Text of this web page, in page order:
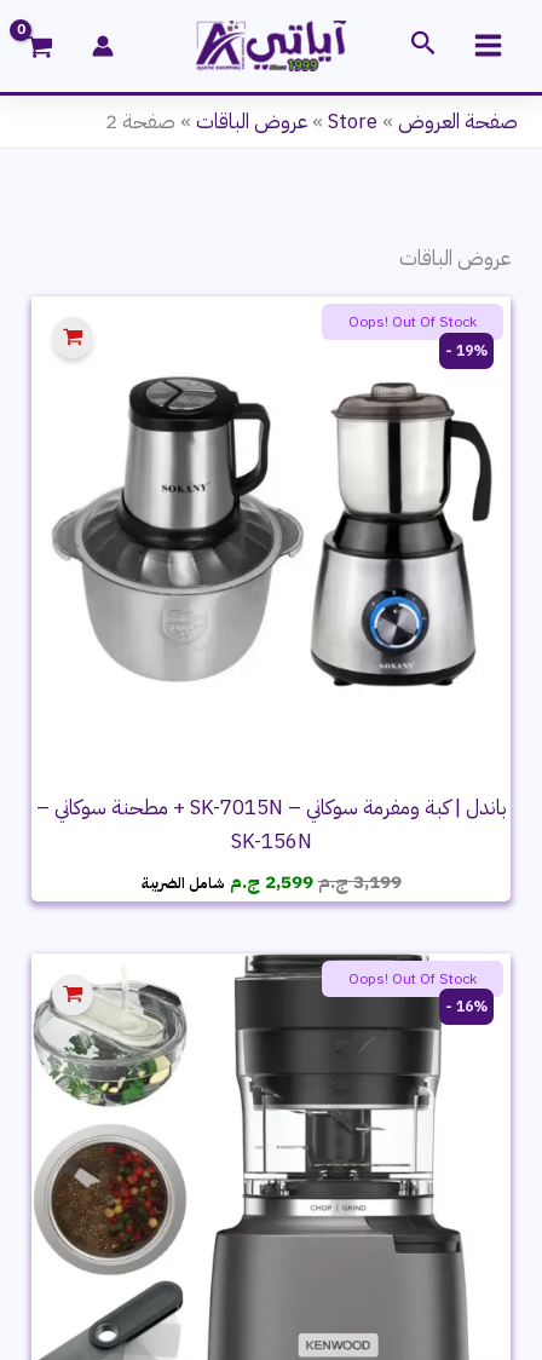
البحث
صفحة العروض »
Store
» عروض الباقات » صفحة 2
عروض الباقات
19% -
باندل | كبة ومفرمة سوكاني – SK-7015N + مطحنة سوكاني –
SK-156N
3,199ج.مالسعر
الأصلي
3,199 ج.م.
2,599 ج.م السعر
الحالي
2,599 ج.م.
شامل الضريبة
Oops! Out Of Stock
16% -
Oops! Out Of Stock